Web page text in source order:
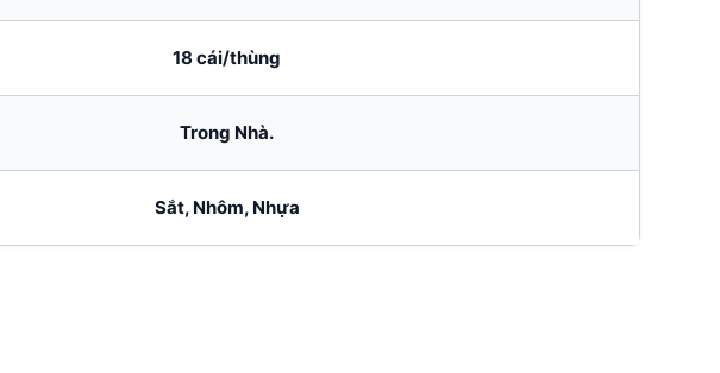
18 cái/thùng
Trong Nhà.
Sắt, Nhôm, Nhựa